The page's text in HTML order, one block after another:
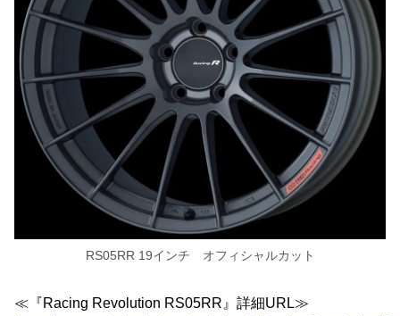
RS05RR 19インチ オフィシャルカット
≪『Racing Revolution RS05RR』詳細URL≫